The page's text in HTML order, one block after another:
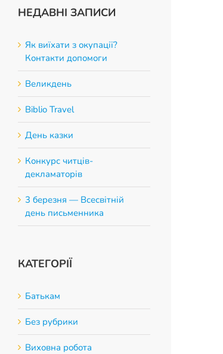
НЕДАВНІ ЗАПИСИ
Як виїхати з окупації?
Контакти допомоги
Великдень
Biblio Travel
День казки
Конкурс читців-
декламаторів
3 березня — Всесвітній
день письменника
КАТЕГОРІЇ
Батькам
Без рубрики
Виховна робота